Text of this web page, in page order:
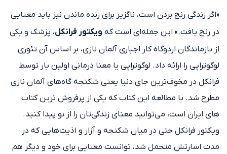
«اگر زندگی رنج بردن است، ناگزیر برای زنده ماندن نیز باید معنایی
در رنج یافت.» این جمله‌ای است که ویکتور فرانکل، پزشک و یکی
از بازماندگان اردوگاه کار اجباری آلمان نازی، بر اساس آن تئوری
لوگوتراپی را ارائه داد. لوگوتراپی یا معنا درمانی اولین بار توسط
فرانکل در مخوف‌ترین جای دنیا یعنی شکنجه گاه‌های آلمان نازی
مطرح شد. با مطالعه این کتاب که یکی از پرفروش ترین کتاب
های ایران است، می‌توانید معنای زندگی‌تان را از نو پیدا کنید.
ویکتور فرانکل حتی در میان شکنجه و آزار و اذیت‌هایی که در
مدت اسارتش متحمل شد، توانست معنایی برای خود و دیگر هم